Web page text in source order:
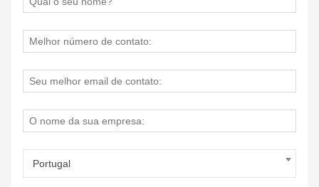
resistente e durável, é fácil de carregar a qualquer
embutido, muito adequado para acessórios, como cabo
USB e fitas e adaptador.
Portugal